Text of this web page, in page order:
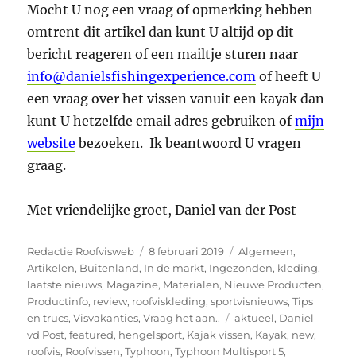
Mocht U nog een vraag of opmerking hebben
omtrent dit artikel dan kunt U altijd op dit
bericht reageren of een mailtje sturen naar
info@danielsfishingexperience.com of heeft U
een vraag over het vissen vanuit een kayak dan
kunt U hetzelfde email adres gebruiken ofmijn
website bezoeken. Ik beantwoord U vragen
graag.
Met vriendelijke groet, Daniel van der Post
Auteur
Redactie Roofvisweb
Geplaatst
op
8 februari 2019 Categorieën
Algemeen,
Artikelen, Buitenland, In de markt, Ingezonden, kleding,
laatste nieuws, Magazine, Materialen, Nieuwe Producten,
Productinfo, review, roofviskleding,sportvisnieuws,Tips
en trucs,Visvakanties,Vraag het aan.. Tags
aktueel, Daniel
vd Post,featured, hengelsport, Kajak vissen, Kayak, new,
roofvis, Roofvissen,Typhoon,Typhoon Multisport 5,